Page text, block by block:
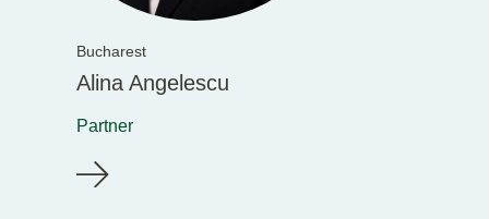
Bucharest
Alina Angelescu
Partner